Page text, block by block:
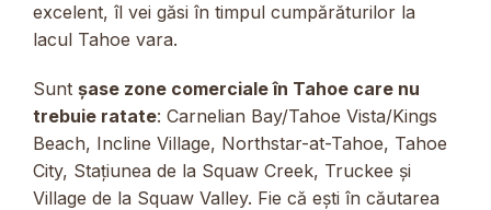
excelent, îl vei găsi în timpul cumpărăturilor la
lacul Tahoe vara.
Sunt șase zone comerciale în Tahoe care nu
trebuie ratate: Carnelian Bay/Tahoe Vista/Kings
Beach, Incline Village, Northstar-at-Tahoe, Tahoe
City, Stațiunea de la Squaw Creek, Truckee și
Village de la Squaw Valley. Fie că ești în căutarea